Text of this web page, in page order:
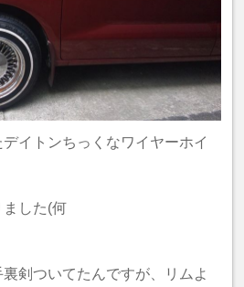
イトンちっくなワイヤーホイ
ました(何
剣ついてたんですが、リムよ